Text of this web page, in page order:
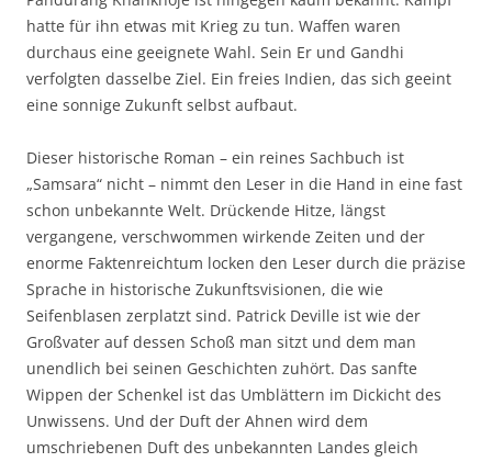
hatte für ihn etwas mit Krieg zu tun. Waffen waren
durchaus eine geeignete Wahl. Sein Er und Gandhi
verfolgten dasselbe Ziel. Ein freies Indien, das sich geeint
eine sonnige Zukunft selbst aufbaut.
Dieser historische Roman – ein reines Sachbuch ist
„Samsara“ nicht – nimmt den Leser in die Hand in eine fast
schon unbekannte Welt. Drückende Hitze, längst
vergangene, verschwommen wirkende Zeiten und der
enorme Faktenreichtum locken den Leser durch die präzise
Sprache in historische Zukunftsvisionen, die wie
Seifenblasen zerplatzt sind. Patrick Deville ist wie der
Großvater auf dessen Schoß man sitzt und dem man
unendlich bei seinen Geschichten zuhört. Das sanfte
Wippen der Schenkel ist das Umblättern im Dickicht des
Unwissens. Und der Duft der Ahnen wird dem
umschriebenen Duft des unbekannten Landes gleich